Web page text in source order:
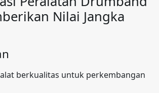
Nilai Jangka
berkualitas untuk perkembangan